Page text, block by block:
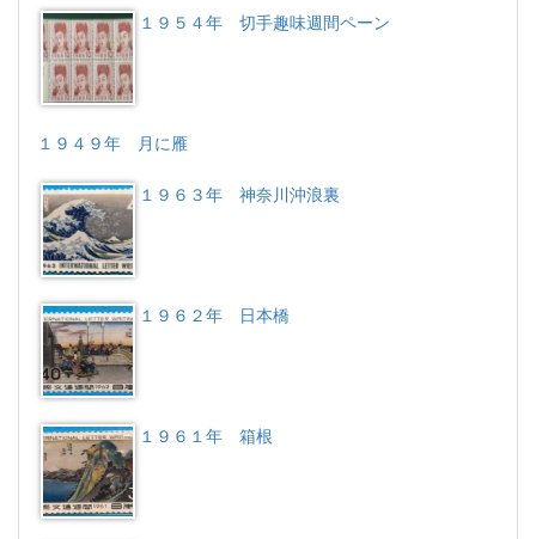
１９５４年 切手趣味週間ペーン
１９４９年 月に雁
１９６３年 神奈川沖浪裏
１９６２年 日本橋
１９６１年 箱根